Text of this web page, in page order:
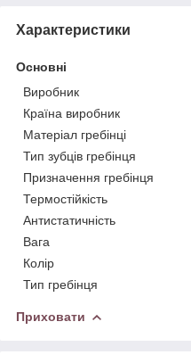
Характеристики
Основні
Виробник
Країна виробник
Матеріал гребінці
Тип зубців гребінця
Призначення гребінця
Термостійкість
Антистатичність
Вага
Колір
Тип гребінця
Приховати